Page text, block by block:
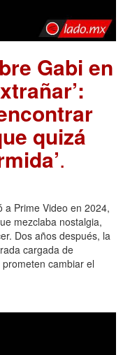
Gabi en
quizá
.
a Prime Video en 2024,
mezclaba nostalgia,
Dos años después, la
cargada de
cambiar el